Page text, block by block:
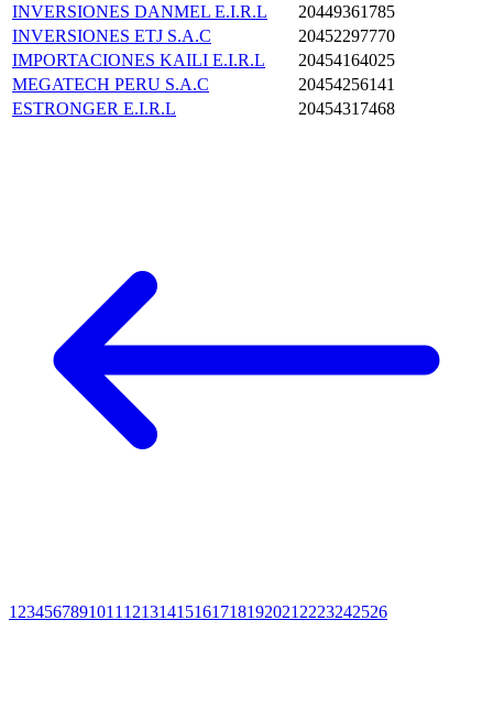
INVERSIONES DANMEL E.I.R.L
20449361785
INVERSIONES ETJ S.A.C
20452297770
IMPORTACIONES KAILI E.I.R.L
20454164025
MEGATECH PERU S.A.C
20454256141
ESTRONGER E.I.R.L
20454317468
1 234567891011 12131415161718192021 2223242526